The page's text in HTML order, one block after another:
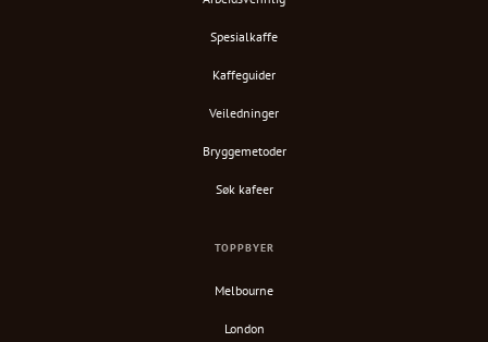
Spesialkaffe
Kaffeguider
Veiledninger
Bryggemetoder
Søk kafeer
TOPPBYER
Melbourne
London